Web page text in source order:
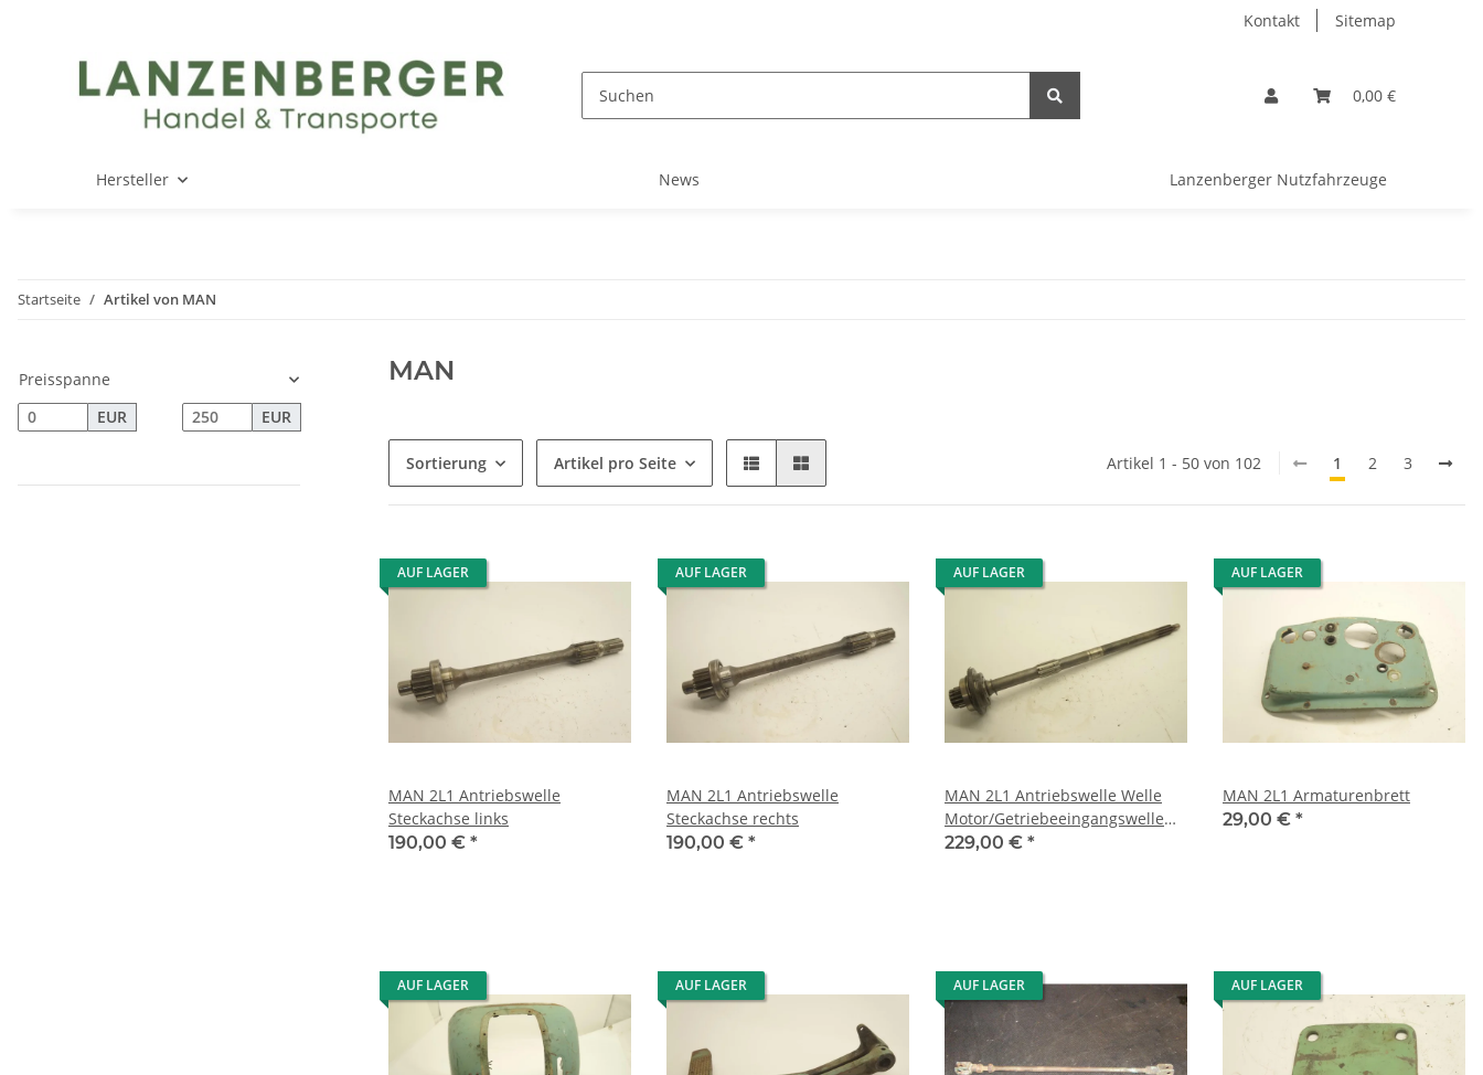
Kontakt Sitemap
0,00 €
Hersteller News Lanzenberger Nutzfahrzeuge
Startseite Artikel von MAN
MAN
Sortierung Artikel pro Seite Artikel 1 - 50 von 102 1 2 3
AUF LAGER
MAN 2L1 Antriebswelle
Steckachse links
190,00 € *
AUF LAGER
MAN 2L1 Antriebswelle
Steckachse rechts
190,00 € *
AUF LAGER
MAN 2L1 Antriebswelle Welle
Motor/Getriebeeingangswelle
34721ZP6
229,00 € *
AUF LAGER
MAN 2L1 Armaturenbrett
29,00 € *
AUF LAGER AUF LAGER AUF LAGER AUF LAGER
Preisspanne
EUR
EUR